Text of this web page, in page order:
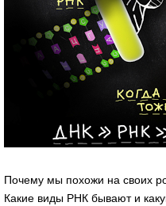
Почему мы похожи на своих
Какие виды РНК бывают и